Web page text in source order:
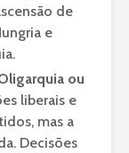
de
e
ou
liberais e
mas a
Decisões